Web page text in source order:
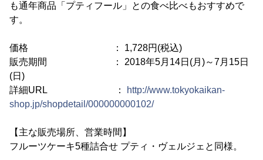
も通年商品「プティフール」との食べ比べもおすすめで
す。
価格 ： 1,728円(税込)
販売期間 ： 2018年5月14日(月)～7月15日
(日)
詳細URL ：
http://www.tokyokaikan-
shop.jp/shopdetail/000000000102/
【主な販売場所、営業時間】
フルーツケーキ5種詰合せ プティ・ヴェルジェと同様。